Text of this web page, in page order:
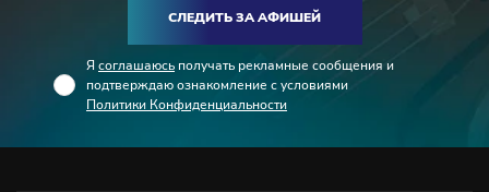
СЛЕДИТЬ ЗА АФИШЕЙ
Я соглашаюсь получать рекламные сообщения и
подтверждаю ознакомление с условиями
Политики Конфиденциальности